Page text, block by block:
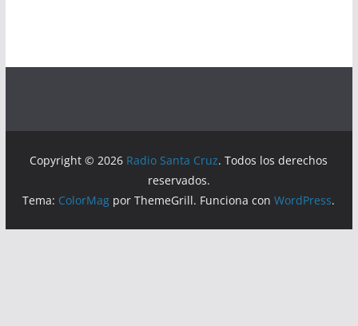
Copyright © 2026 Radio Santa Cruz. Todos los derechos
reservados.
Tema: ColorMag por ThemeGrill. Funciona conWordPress.